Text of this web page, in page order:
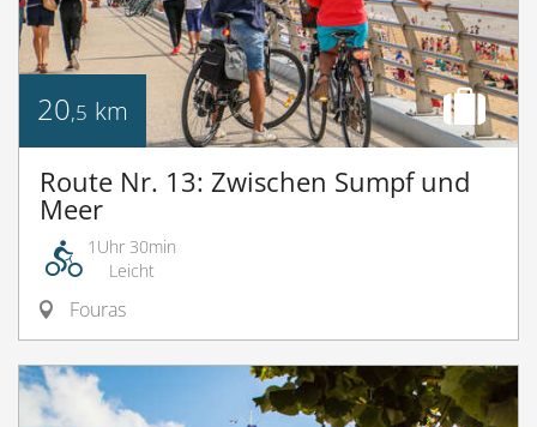
20,5 km
Route Nr. 13: Zwischen Sumpf und
Meer
1Uhr 30min
Leicht
Fouras